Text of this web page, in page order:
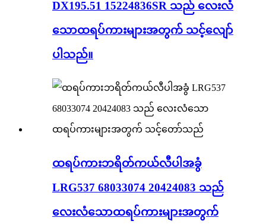
DX195.51 15224836SR သည် လေးလံ
သောထရပ်ကားများအတွက် သင့်လျော်
ပါသည်။
ထရပ်ကားဘရိတ်ကယ်လီပါအခွံ
LRG537 68033074 20424083 သည်
လေးလံသောထရပ်ကားများအတွက်